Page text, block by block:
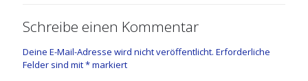
Schreibe einen Kommentar
Deine E-Mail-Adresse wird nicht veröffentlicht. Erforderliche
Felder sind mit*markiert